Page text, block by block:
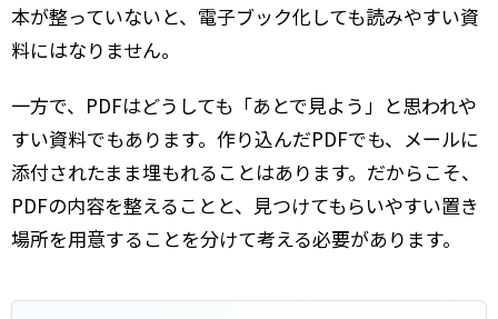
本が整っていないと、電子ブック化しても読みやすい資
料にはなりません。
一方で、PDFはどうしても「あとで見よう」と思われや
すい資料でもあります。作り込んだPDFでも、メールに
添付されたまま埋もれることはあります。だからこそ、
PDFの内容を整えることと、見つけてもらいやすい置き
場所を用意することを分けて考える必要があります。